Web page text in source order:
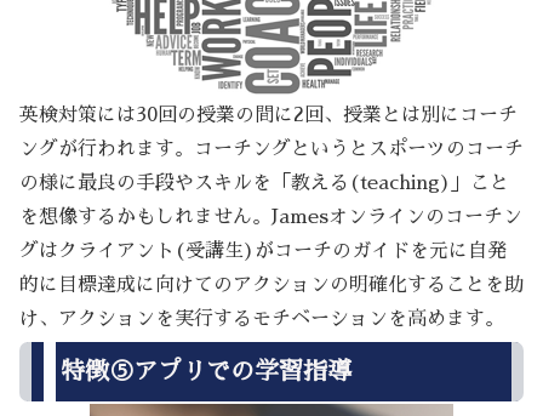
英検対策には30回の授業の間に2回、授業とは別にコーチ
ングが行われます。コーチングというとスポーツのコーチ
の様に最良の手段やスキルを「教える(teaching)」こと
を想像するかもしれません。Jamesオンラインのコーチン
グはクライアント(受講生)がコーチのガイドを元に自発
的に目標達成に向けてのアクションの明確化することを助
け、アクションを実行するモチベーションを高めます。
特徴⑤アプリでの学習指導